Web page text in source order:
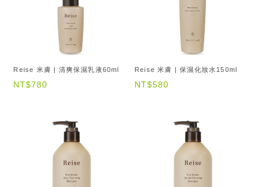
Reise 米膚 | 清爽保濕乳液60ml
NT$780
Reise 米膚 | 保濕化妝水150ml
NT$580